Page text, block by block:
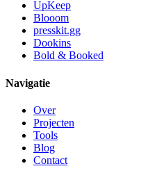
UpKeep
Blooom
presskit.gg
Dookins
Bold & Booked
Navigatie
Over
Projecten
Tools
Blog
Contact